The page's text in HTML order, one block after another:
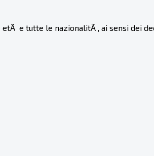
e tutte le nazionalitÃ , ai sensi dei